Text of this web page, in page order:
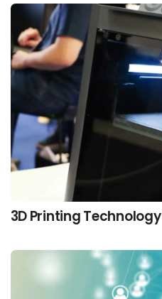
3D Printing Technology